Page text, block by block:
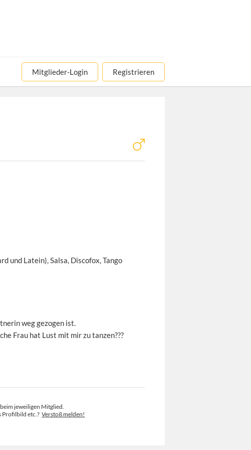
Mitglieder-Login Registrieren
und Latein), Salsa, Discofox, Tango
weg gezogen ist.
Frau hat Lust mit mir zu tanzen???
jeweiligen Mitglied.
Profilbild etc.? Verstoß melden!